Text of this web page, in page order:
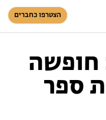
הצטרפו כחברים
סל קניות
חופשה
ספר